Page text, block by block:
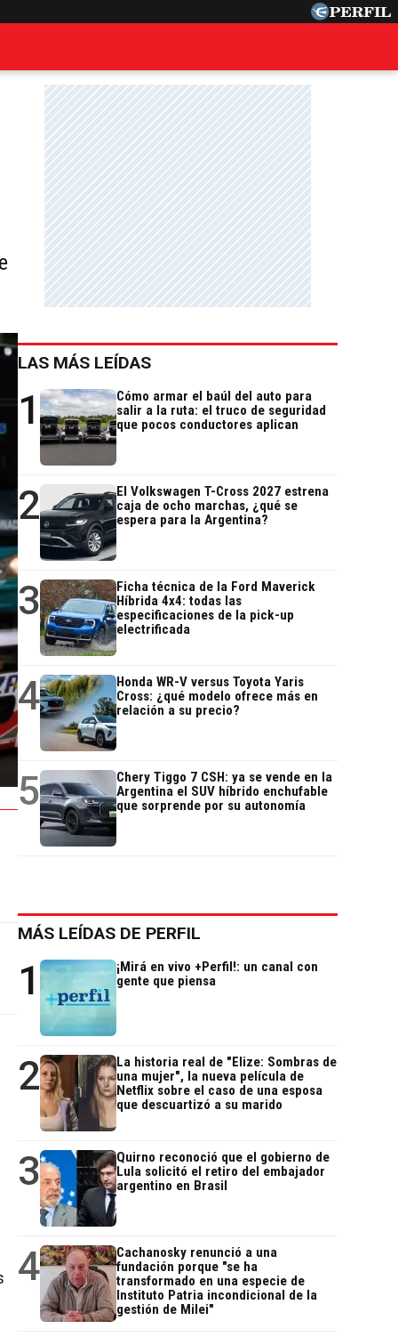
LAS MÁS LEÍDAS
1
Cómo armar el baúl del auto para
salir a la ruta: el truco de seguridad
que pocos conductores aplican
2
El Volkswagen T-Cross 2027 estrena
caja de ocho marchas, ¿qué se
espera para la Argentina?
3
Ficha técnica de la Ford Maverick
Híbrida 4x4: todas las
especificaciones de la pick-up
electrificada
4
Honda WR-V versus Toyota Yaris
Cross: ¿qué modelo ofrece más en
relación a su precio?
5
Chery Tiggo 7 CSH: ya se vende en la
Argentina el SUV híbrido enchufable
que sorprende por su autonomía
MÁS LEÍDAS DE PERFIL
1
¡Mirá en vivo +Perfil!: un canal con
gente que piensa
2
La historia real de "Elize: Sombras de
una mujer", la nueva película de
Netflix sobre el caso de una esposa
que descuartizó a su marido
3
Quirno reconoció que el gobierno de
Lula solicitó el retiro del embajador
argentino en Brasil
4
Cachanosky renunció a una
fundación porque "se ha
transformado en una especie de
Instituto Patria incondicional de la
gestión de Milei"